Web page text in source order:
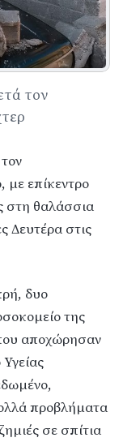
τον
με επίκεντρο
στη θαλάσσια
Δευτέρα στις
δυο
της
αποχώρησαν
προβλήματα
σε σπίτια